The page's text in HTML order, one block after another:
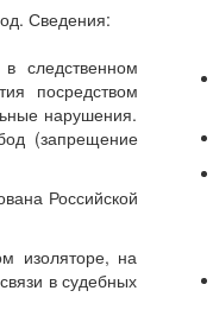
Сведения:
следственном
посредством
нарушения.
(запрещение
Российской
изоляторе, на
в судебных